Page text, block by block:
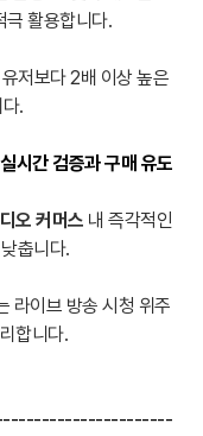
극 활용합니다.
저보다 2배 이상 높은
.
간 검증과 구매 유도
오 커머스 내 즉각적인
춥니다.
라이브 방송 시청 위주
합니다.